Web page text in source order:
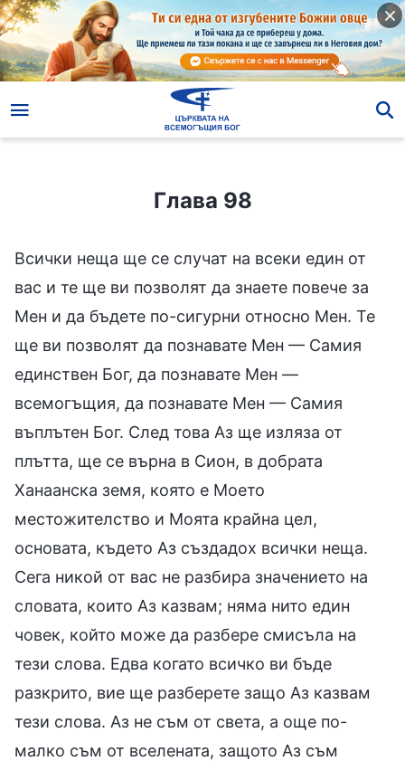
Глава 98
Всички неща ще се случат на всеки един от
вас и те ще ви позволят да знаете повече за
Мен и да бъдете по-сигурни относно Мен. Те
ще ви позволят да познавате Мен — Самия
единствен Бог, да познавате Мен —
всемогъщия, да познавате Мен — Самия
въплътен Бог. След това Аз ще изляза от
плътта, ще се върна в Сион, в добрата
Ханаанска земя, която е Моето
местожителство и Моята крайна цел,
основата, където Аз създадох всички неща.
Сега никой от вас не разбира значението на
словата, които Аз казвам; няма нито един
човек, който може да разбере смисъла на
тези слова. Едва когато всичко ви бъде
разкрито, вие ще разберете защо Аз казвам
тези слова. Аз не съм от света, а още по-
малко съм от вселената, защото Аз съм